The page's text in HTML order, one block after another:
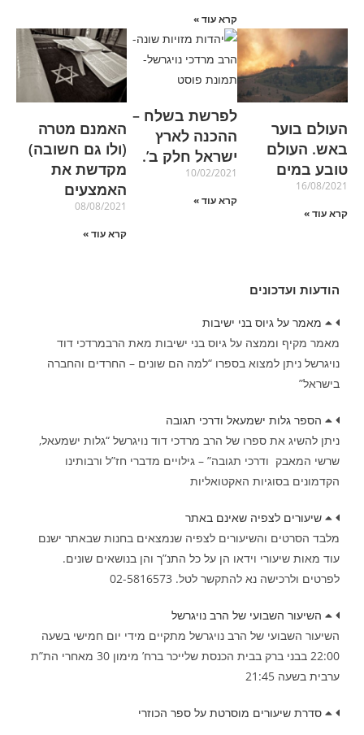
קרא עוד »
העולם בוער
באש. העולם
טובע במים
16/08/2021
קרא עוד »
לפרשת בשלח –
ההכנה לארץ
ישראל חלק ב’.
10/02/2021
קרא עוד »
האמנם מטרה
(ולו גם חשובה)
מקדשת את
האמצעים
08/08/2021
קרא עוד »
הודעות ועדכונים
מאמר על גיוס בני ישיבות
מאמר מקיף וממצה על גיוס בני ישיבות מאת הרבמרדכי דוד
נויגרשל ניתן למצוא בספרו “למה הם שונים – החרדים והחברה
בישראל”
הספר גלות ישמעאל ודרכי תגובה
ניתן להשיג את ספרו של הרב מרדכי דוד נויגרשל “גלות ישמעאל,
שרשי המאבק ודרכי תגובה” – גילויים מדברי חז”ל ורבותינו
הקדמונים בסוגיות האקטואליות
שיעורים לצפיה שאינם באתר
מלבד הסרטים והשיעורים לצפיה שנמצאים בחנות שבאתר ישנם
עוד מאות שיעורי וידאו הן על כל התנ”ך והן בנושאים שונים.
לפרטים ולרכישה נא להתקשר לטל. 02-5816573
השיעור השבועי של הרב נויגרשל
השיעור השבועי של הרב נויגרשל מתקיים מידי יום חמישי בשעה
22:00 בבני ברק בבית הכנסת שלייכר ברח’ מימון 30 מאחרי הת”ת
ערבית בשעה 21:45
סדרת שיעורים מוסרטת על ספר הכוזרי